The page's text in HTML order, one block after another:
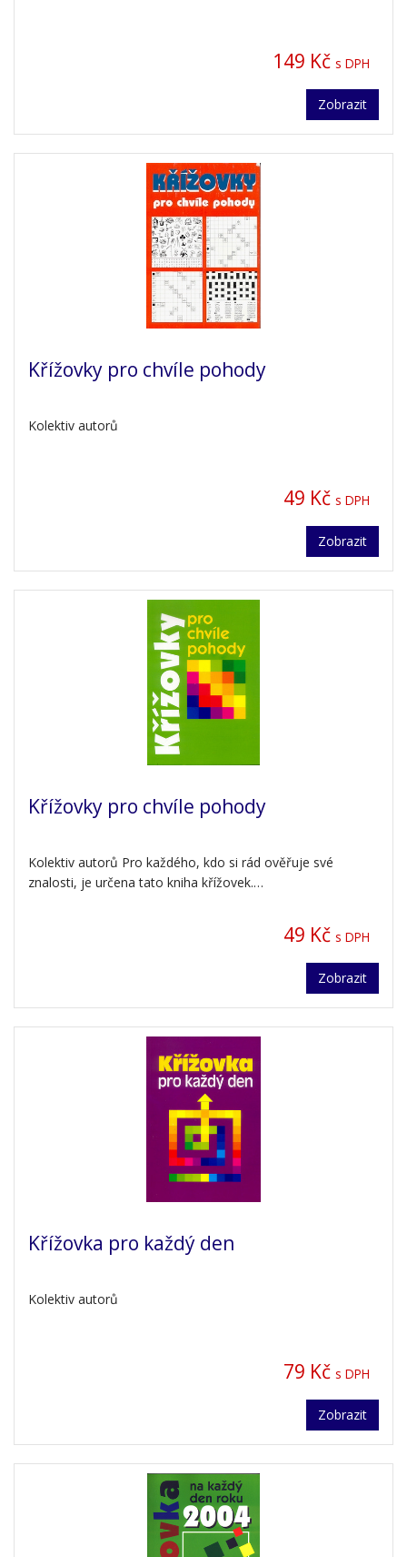
149 Kč s DPH
Zobrazit
Křížovky pro chvíle pohody
Kolektiv autorů
49 Kč s DPH
Zobrazit
Křížovky pro chvíle pohody
Kolektiv autorů Pro každého, kdo si rád ověřuje své
znalosti, je určena tato kniha křížovek.…
49 Kč s DPH
Zobrazit
Křížovka pro každý den
Kolektiv autorů
79 Kč s DPH
Zobrazit